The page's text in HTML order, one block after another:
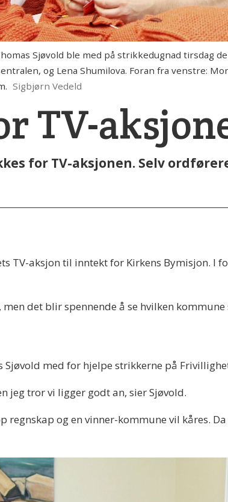
Sjøvold ble med på strikkedugnad
og Lena Shumilova. Foran fra venstre:
Sigbjørn Vedeld
TV-
for TV-aksjonen. Selv
TV-aksjon til inntekt for Kirkens Bymisjon. I
det blir spennende å se hvilken
Sjøvold med for hjelpe strikkerne på
jeg tror vi ligger godt an, sier Sjøvold.
regnskap og en vinner-kommune vil kåres.